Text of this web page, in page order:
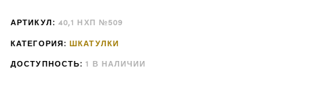
АРТИКУЛ: 40,1 НХП №509
КАТЕГОРИЯ:ШКАТУЛКИ
ДОСТУПНОСТЬ:1 В НАЛИЧИИ